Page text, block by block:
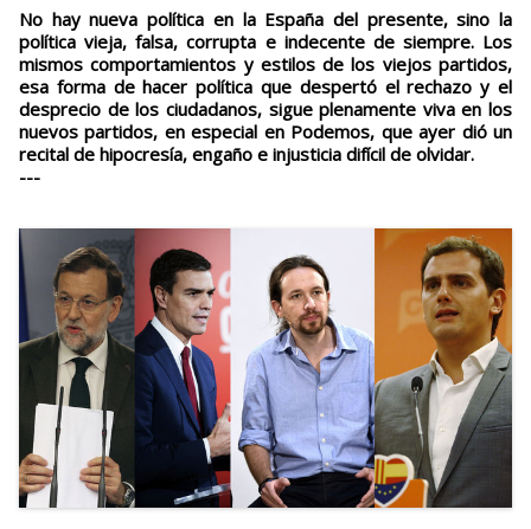
No hay nueva política en la España del presente, sino la
política vieja, falsa, corrupta e indecente de siempre. Los
mismos comportamientos y estilos de los viejos partidos,
esa forma de hacer política que despertó el rechazo y el
desprecio de los ciudadanos, sigue plenamente viva en los
nuevos partidos, en especial en Podemos, que ayer dió un
recital de hipocresía, engaño e injusticia difícil de olvidar.
---